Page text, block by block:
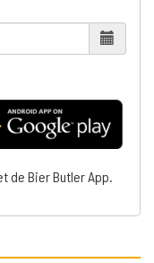
de Bier Butler App.